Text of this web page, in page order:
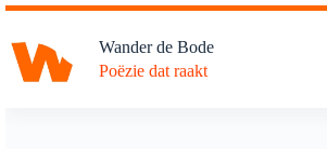
Ga
de
inhoud
Wander de Bode
Poëzie dat raakt